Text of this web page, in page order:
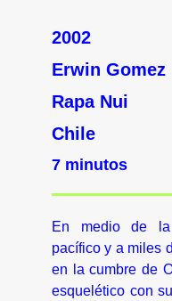
2002
Erwin Gomez
Rapa Nui
Chile
7 minutos
En medio de la
pacífico y a miles
en la cumbre de
esquelético con